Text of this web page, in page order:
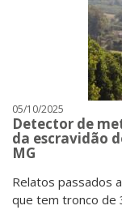
05/10/2025
Detector de
da escravidão
MG
Relatos passados
que tem tronco de